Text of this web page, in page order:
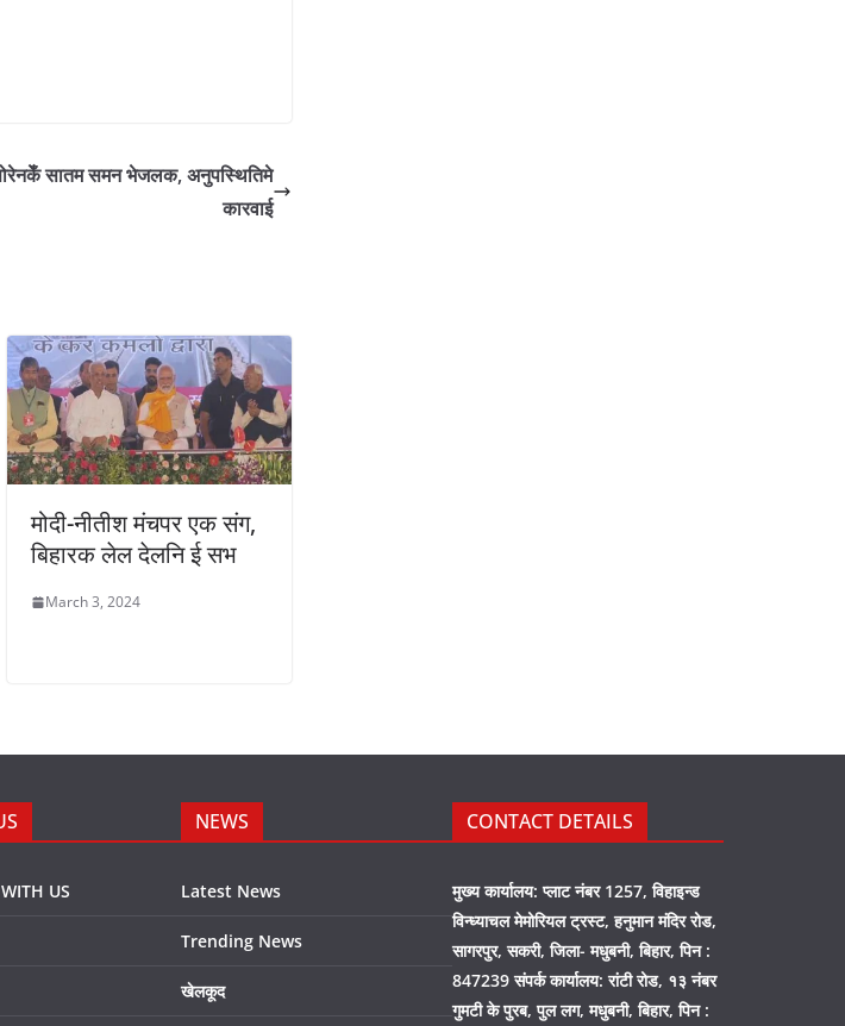
सातम समन भेजलक, अनुपस्थितिमे
कारवाई
मोदी-नीतीश मंचपर एक संग,
बिहारक लेल देलनि ई सभ
March 3, 2024
US
NEWS
Latest News
Trending News
खेलकूद
CONTACT DETAILS
मुख्य कार्यालय: प्लाट नंबर 1257, विहाइन्ड
विन्ध्याचल मेमोरियल ट्रस्ट, हनुमान मंदिर रोड,
सागरपुर, सकरी, जिला- मधुबनी, बिहार, पिन :
847239 संपर्क कार्यालय: रांटी रोड, १३ नंबर
गुमटी के पुरब, पुल लग, मधुबनी, बिहार, पिन :